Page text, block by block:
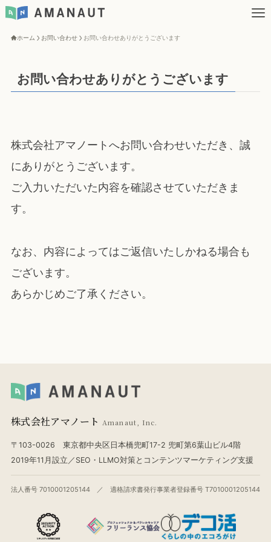
ホーム お問い合わせ お問い合わせありがとうございます
お問い合わせありがとうございます
株式会社アマノートへお問い合わせいただき、誠
にありがとうございます。
ご入力いただいた内容を確認させていただきま
す。
なお、内容によってはご返信いたしかねる場合も
ございます。
あらかじめご了承ください。
株式会社アマノートAmanaut, Inc.
〒103-0026 東京都中央区日本橋兜町17-2 兜町第6葉山ビル4階
2019年11月設立／SEO・LLMO対策とコンテンツマーケティング支援
法人番号 7010001205144 ／ 適格請求書発行事業者登録番号 T7010001205144